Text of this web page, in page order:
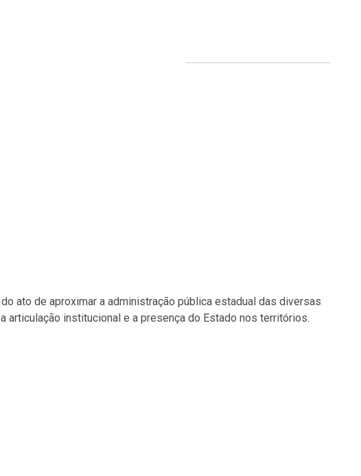
ato de aproximar a administração pública estadual das diversas
institucional e a presença do Estado nos territórios.